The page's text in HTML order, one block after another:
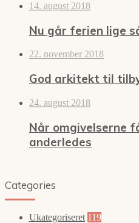
14. august 2018
Nu går ferien lige
22. november 2018
God arkitekt til
24. august 2018
Når omgivelserne
anderledes
Categories
Ukategoriseret 119